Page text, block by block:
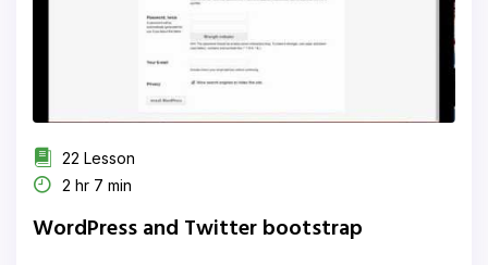
22 Lesson
2 hr 7 min
WordPress and Twitter bootstrap